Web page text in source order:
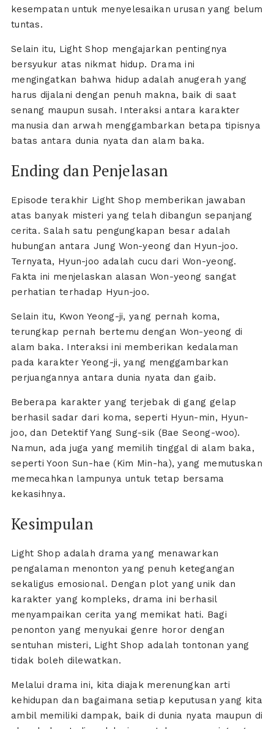
kesempatan untuk menyelesaikan urusan yang belum
tuntas.
Selain itu, Light Shop mengajarkan pentingnya
bersyukur atas nikmat hidup. Drama ini
mengingatkan bahwa hidup adalah anugerah yang
harus dijalani dengan penuh makna, baik di saat
senang maupun susah. Interaksi antara karakter
manusia dan arwah menggambarkan betapa tipisnya
batas antara dunia nyata dan alam baka.
Ending dan Penjelasan
Episode terakhir Light Shop memberikan jawaban
atas banyak misteri yang telah dibangun sepanjang
cerita. Salah satu pengungkapan besar adalah
hubungan antara Jung Won-yeong dan Hyun-joo.
Ternyata, Hyun-joo adalah cucu dari Won-yeong.
Fakta ini menjelaskan alasan Won-yeong sangat
perhatian terhadap Hyun-joo.
Selain itu, Kwon Yeong-ji, yang pernah koma,
terungkap pernah bertemu dengan Won-yeong di
alam baka. Interaksi ini memberikan kedalaman
pada karakter Yeong-ji, yang menggambarkan
perjuangannya antara dunia nyata dan gaib.
Beberapa karakter yang terjebak di gang gelap
berhasil sadar dari koma, seperti Hyun-min, Hyun-
joo, dan Detektif Yang Sung-sik (Bae Seong-woo).
Namun, ada juga yang memilih tinggal di alam baka,
seperti Yoon Sun-hae (Kim Min-ha), yang memutuskan
memecahkan lampunya untuk tetap bersama
kekasihnya.
Kesimpulan
Light Shop adalah drama yang menawarkan
pengalaman menonton yang penuh ketegangan
sekaligus emosional. Dengan plot yang unik dan
karakter yang kompleks, drama ini berhasil
menyampaikan cerita yang memikat hati. Bagi
penonton yang menyukai genre horor dengan
sentuhan misteri, Light Shop adalah tontonan yang
tidak boleh dilewatkan.
Melalui drama ini, kita diajak merenungkan arti
kehidupan dan bagaimana setiap keputusan yang kita
ambil memiliki dampak, baik di dunia nyata maupun di